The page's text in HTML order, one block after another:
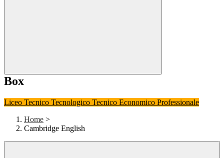
Box
Liceo Tecnico Tecnologico Tecnico Economico Professionale
Home >
Cambridge English